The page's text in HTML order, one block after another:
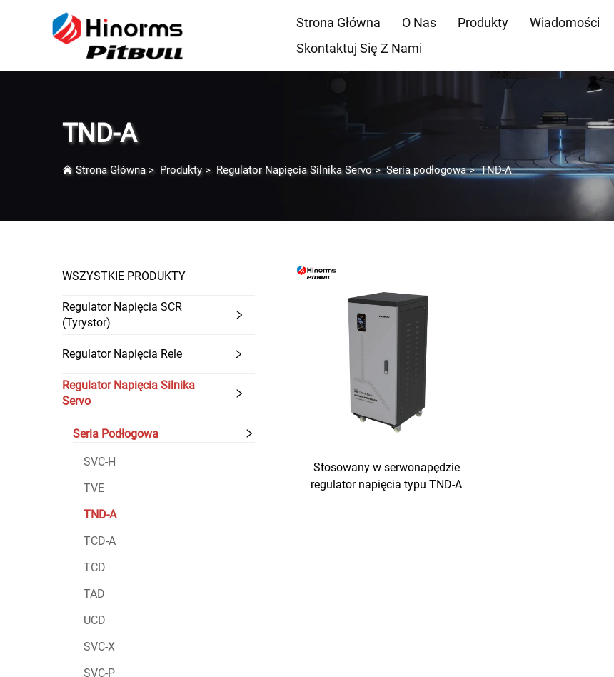
Strona Główna O Nas Produkty Wiadomości
Skontaktuj Się Z Nami
TND-A
Strona Główna> Produkty> Regulator Napięcia Silnika Servo>Seria podłogowa>TND-A
WSZYSTKIE PRODUKTY
Regulator Napięcia SCR
(Tyrystor)
Regulator Napięcia Rele
Regulator Napięcia Silnika
Servo
Seria Podłogowa
SVC-H
TVE
TND-A
TCD-A
TCD
TAD
UCD
SVC-X
SVC-P
Stosowany w serwonapędzie
regulator napięcia typu TND-A